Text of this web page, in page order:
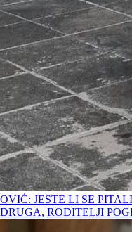
JESTE LI SE
RODITELJI